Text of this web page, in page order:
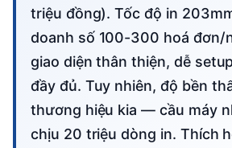
triệu đồng). Tốc độ in
doanh số 100-300 hoá đơn/
giao diện thân thiện, dễ
đầy đủ. Tuy nhiên, độ bền
thương hiệu kia — cầu máy
chịu 20 triệu dòng in. Thích